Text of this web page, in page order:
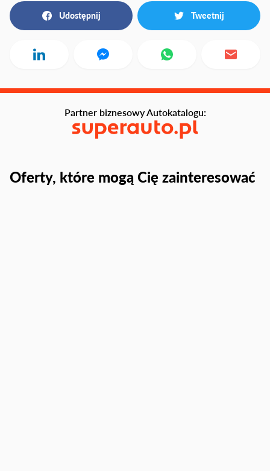
Udostępnij Tweetnij
Oferty, które mogą Cię zainteresować
Partner biznesowy Autokatalogu: